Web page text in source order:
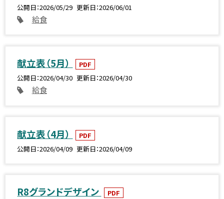
公開日 2026/05/29 更新日 2026/06/01
給食
献立表（5月）
PDF
公開日 2026/04/30 更新日 2026/04/30
給食
献立表（4月）
PDF
公開日 2026/04/09 更新日 2026/04/09
R8グランドデザイン
PDF